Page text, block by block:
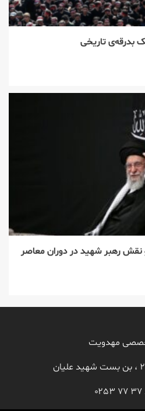
بدرقه‌ی تاریخی
نقش رهبر شهید در دوران معاصر
مهدویت
۷۷ ۳۷ ۸۰۱